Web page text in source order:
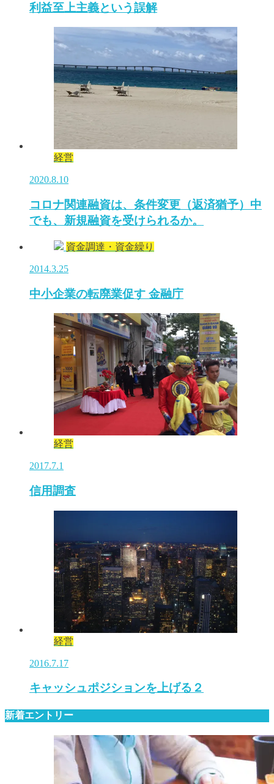
利益至上主義という誤解
経営
2020.8.10
コロナ関連融資は、条件変更（返済猶予）中
でも、新規融資を受けられるか。
資金調達・資金繰り
2014.3.25
中小企業の転廃業促す 金融庁
経営
2017.7.1
信用調査
経営
2016.7.17
キャッシュポジションを上げる２
新着エントリー